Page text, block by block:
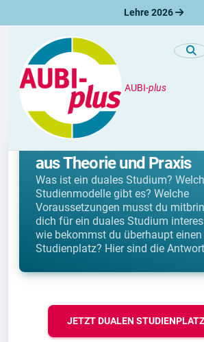
Lehre 2026
AUBI-plus
Duales Studium
Duales Studium: Die
aus Theorie und Praxis
Was ist ein duales Studium?
Studienmodelle gibt es? Welche
Voraussetzungen musst du
dich für ein duales Studium
wie bekommst du überhaupt
Studienplatz? Hier sind die
JETZT DUALEN